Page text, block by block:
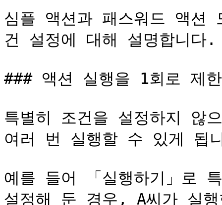
심플 액션과 패스워드 액션
건 설정에 대해 설명합니다.
### 액션 실행을 1회로 제
특별히 조건을 설정하지 않
여러 번 실행할 수 있게 됩
예를 들어 「실행하기」로
설정해 둔 경우, A씨가 실